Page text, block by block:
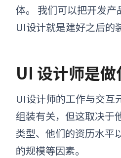
体。 我们可以把开发产
UI设计就是建好之后的
UI 设计师是做
UI设计师的工作与交互
组装有关，但这取决于
类型、他们的资历水平
的规模等因素。